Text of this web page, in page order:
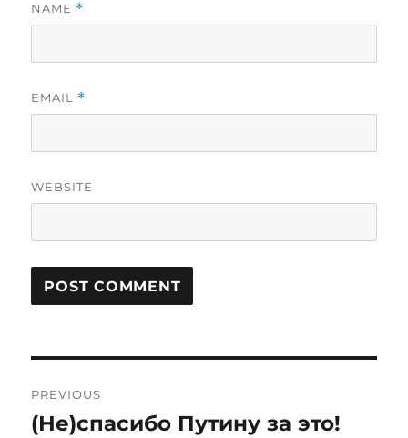
NAME *
EMAIL *
WEBSITE
navigation
PREVIOUS
Previous
(Не)спасибо Путину за это!